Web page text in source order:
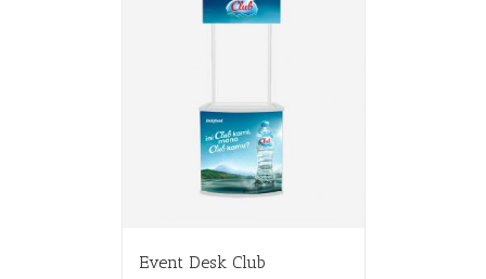
Event Desk Club